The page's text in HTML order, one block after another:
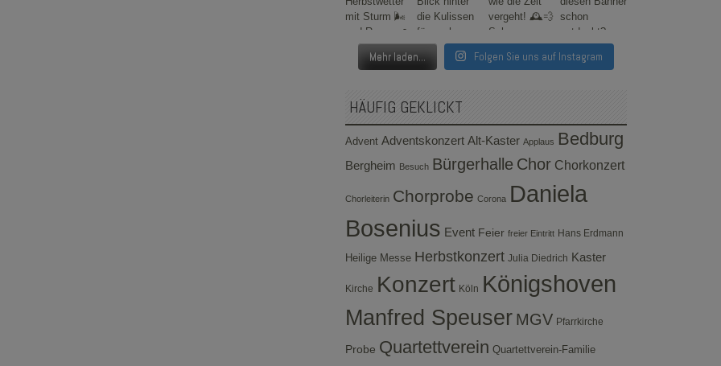
Mehr laden... Folgen Sie uns auf Instagram
HÄUFIG GEKLICKT
Advent Adventskonzert Alt-Kaster Applaus Bedburg
Bergheim Besuch Bürgerhalle Chor Chorkonzert
Chorleiterin Chorprobe Corona Daniela
Bosenius Event Feier freier Eintritt Hans Erdmann
Heilige Messe Herbstkonzert Julia Diedrich Kaster
Kirche Konzert Köln Königshoven
Manfred Speuser MGV Pfarrkirche
Probe Quartettverein Quartettverein-Familie